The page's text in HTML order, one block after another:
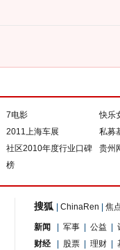
7电影
快乐
2011上海车展
私募
社区2010年度行业口碑
榜
贵州
搜狐 ChinaRen 焦
新闻 军事 公益
财经
股票 理财